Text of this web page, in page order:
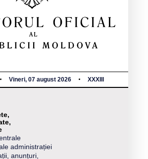
Vineri, 07 august 2026 XXXIII
administrației
anunțuri,